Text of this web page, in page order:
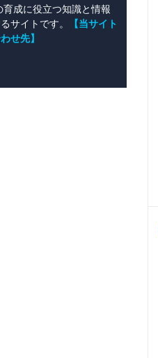
育成に役立つ知識と情報
サイトです。
【当サイト
せ先】